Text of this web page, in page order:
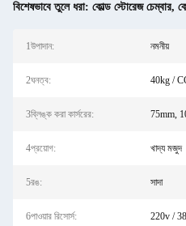
বিশেষভাবে তুলে ধরা: কোল্ড স্টোরেজ চেম্বার,
1উপাদান: নমনীয়
2ঘনত্ব: 40kg /
3ব্লিঙ্ক করা কার্সরের: 75mm,
4প্রয়োগ: খাদ্য মজুদ
5রঙ: সাদা
6পাওয়ার রিসোর্স: 220v /